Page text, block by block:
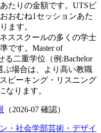
たりの金額です。UTSビ
おむね1セッションあた
ます。
ススクールの多くの学士
です。Master of
る二重学位（例:Bachelor
ぶ場合は、より高い教職
ピーキング・リスニング
なります。
（2026-07 確認）
・社会学部芸術・デザイ